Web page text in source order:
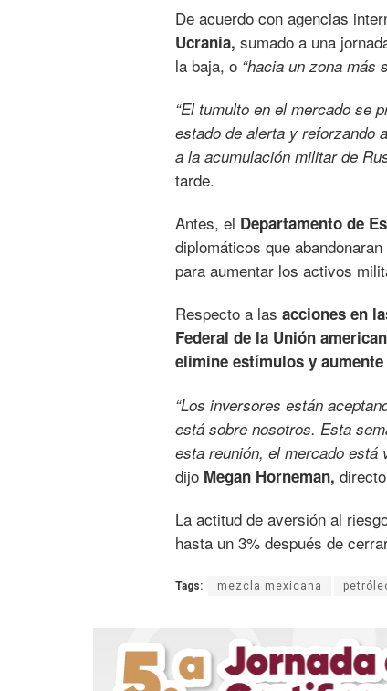
De acuerdo con agencias
Ucrania, sumado a una
la baja, o “hacia un zona más
“El tumulto en el mercado se
estado de alerta y reforzando
a la acumulación militar de
tarde.
Antes, el Departamento de
diplomáticos que
para aumentar los activos
Respecto a las acciones en
Federal de la Unión
elimine estímulos y
“Los inversores están
está sobre nosotros. Esta
esta reunión, el mercado está
dijo Megan Horneman,
La actitud de aversión al
hasta un 3% después de
Tags: mezcla mexicana